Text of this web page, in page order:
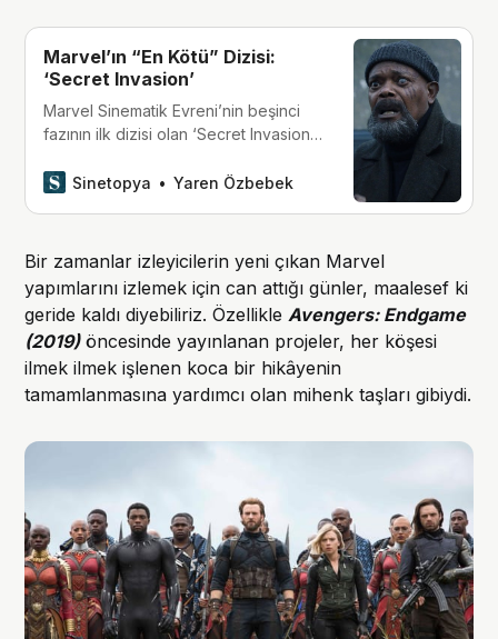
Marvel’ın “En Kötü” Dizisi:
‘Secret Invasion’
Marvel Sinematik Evreni’nin beşinci
fazının ilk dizisi olan ‘Secret Invasion’,
kadrosuna rağmen, seyircinin
Disney-Marvel dizisi oldu.
Sinetopya Yaren Özbebek
Bir zamanlar izleyicilerin yeni çıkan Marvel
yapımlarını izlemek için can attığı günler, maalesef ki
geride kaldı diyebiliriz. Özellikle Avengers: Endgame
(2019)öncesinde yayınlanan projeler, her köşesi
ilmek ilmek işlenen koca bir hikâyenin
tamamlanmasına yardımcı olan mihenk taşları gibiydi.